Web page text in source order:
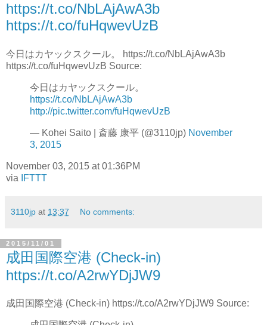
https://t.co/NbLAjAwA3b
https://t.co/fuHqwevUzB
今日はカヤックスクール。 https://t.co/NbLAjAwA3b
https://t.co/fuHqwevUzB Source:
今日はカヤックスクール。
https://t.co/NbLAjAwA3b
http://pic.twitter.com/fuHqwevUzB
— Kohei Saito | 斎藤 康平 (@3110jp) November
3, 2015
November 03, 2015 at 01:36PM
via
IFTTT
3110jp at 13:37 No comments:
2015/11/01
成田国際空港 (Check-in)
https://t.co/A2rwYDjJW9
成田国際空港 (Check-in) https://t.co/A2rwYDjJW9 Source: